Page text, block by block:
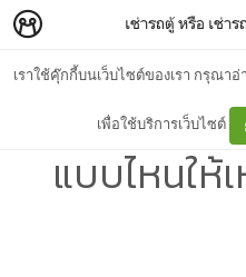
เราใช้คุ๊กกี้บนเว็บไซต์ของเรา กรุณา
เพื่อใช้บริการเว็บไซต์
เช่ารถตู้ หรือ
แบบไหนให้